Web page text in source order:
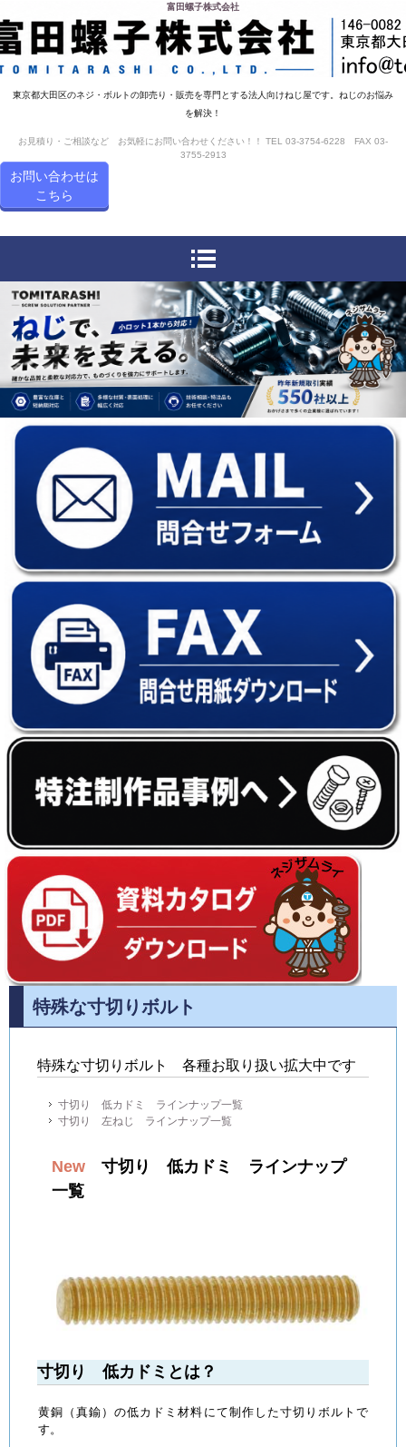
富田螺子株式会社
東京都大田区のネジ・ボルトの卸売り・販売を専門とする法人向けねじ屋です。ねじのお悩み
を解決！
お見積り・ご相談など お気軽にお問い合わせください！！ TEL 03-3754-6228 FAX 03-
3755-2913
お問い合わせは
こちら
特殊な寸切りボルト
特殊な寸切りボルト 各種お取り扱い拡大中です
寸切り 低カドミ ラインナップ一覧
寸切り 左ねじ ラインナップ一覧
New 寸切り 低カドミ ラインナップ
一覧
寸切り 低カドミとは？
黄銅（真鍮）の低カドミ材料にて制作した寸切りボルトで
す。